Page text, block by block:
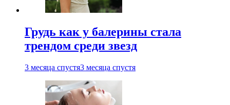
Грудь как у балерины стала
трендом среди звезд
3 месяца спустя3 месяца спустя